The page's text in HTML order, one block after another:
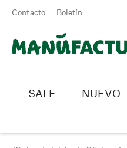
Ir al contenido
Contacto Boletín
SALE NUEVO